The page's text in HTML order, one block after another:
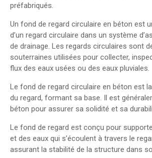
préfabriqués.
Un fond de regard circulaire en béton est
d’un regard circulaire dans un système
de drainage. Les regards circulaires sont
souterraines utilisées pour collecter,
flux des eaux usées ou des eaux pluviales.
Le fond de regard circulaire en béton est
du regard, formant sa base. Il est
béton pour assurer sa solidité et sa
Le fond de regard est conçu pour
et des eaux qui s’écoulent à travers le
assurant la stabilité de la structure dans